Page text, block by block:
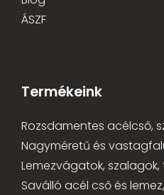
ÁSZF
Termékeink
Rozsdamentes acélcső,
Nagyméretű és
Lemezvágatok, szalagok,
Saválló acél cső és